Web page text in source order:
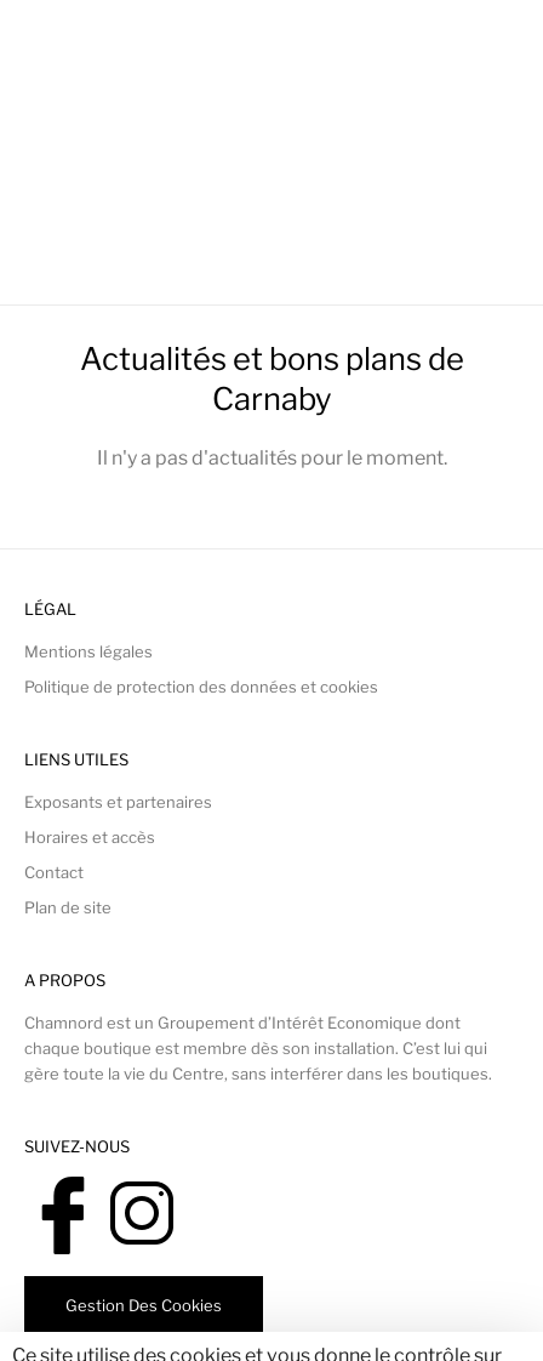
Actualités et bons plans de
Carnaby
Il n'y a pas d'actualités pour le moment.
LÉGAL
Mentions légales
Politique de protection des données et cookies
LIENS UTILES
Exposants et partenaires
Horaires et accès
Contact
Plan de site
A PROPOS
Chamnord est un Groupement d’Intérêt Economique dont
chaque boutique est membre dès son installation. C’est lui qui
gère toute la vie du Centre, sans interférer dans les boutiques.
SUIVEZ-NOUS
Gestion Des Cookies
Ce site utilise des cookies et vous donne le contrôle sur